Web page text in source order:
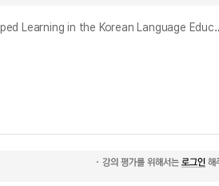
한국어 교육에서 플립러닝을 적용한 문화 수업에 대한 문제점 및 방안 연구 : K-